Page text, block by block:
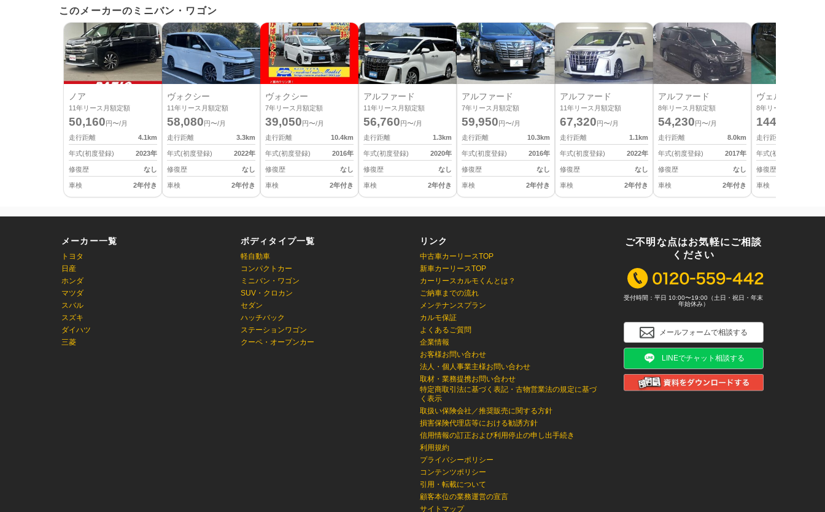
このメーカーのミニバン・ワゴン
ノア
11年リース月額定額
50,160 円〜/月
走行距離
4.1km
年式(初度登録) 2023年
修復歴 なし
車検 2年付き
ヴォクシー
11年リース月額定額
58,080 円〜/月
走行距離
3.3km
年式(初度登録) 2022年
修復歴 なし
車検 2年付き
ヴォクシー
7年リース月額定額
39,050 円〜/月
走行距離
10.4km
年式(初度登録) 2016年
修復歴 なし
車検 2年付き
アルファード
11年リース月額定額
56,760 円〜/月
走行距離
1.3km
年式(初度登録) 2020年
修復歴 なし
車検 2年付き
アルファード
7年リース月額定額
59,950 円〜/月
走行距離
10.3km
年式(初度登録) 2016年
修復歴 なし
車検 2年付き
アルファード
11年リース月額定額
67,320 円〜/月
走行距離
1.1km
年式(初度登録) 2022年
修復歴 なし
車検 2年付き
アルファード
8年リース月額定額
54,230 円〜/月
走行距離
8.0km
年式(初度登録) 2017年
修復歴 なし
車検 2年付き
ヴェルファイア
8年リース月額定額
144,430
走行距離
年式(初度登録)
修復歴
車検
メーカー一覧
トヨタ
日産
ホンダ
マツダ
スバル
スズキ
ダイハツ
三菱
ボディタイプ一覧
軽自動車
コンパクトカー
ミニバン・ワゴン
SUV・クロカン
セダン
ハッチバック
ステーションワゴン
クーペ・オープンカー
リンク
中古車カーリースTOP
新車カーリースTOP
カーリースカルモくんとは？
ご納車までの流れ
メンテナンスプラン
カルモ保証
よくあるご質問
企業情報
お客様お問い合わせ
法人・個人事業主様お問い合わせ
取材・業務提携お問い合わせ
特定商取引法に基づく表記・古物営業法の規定に基づ
く表示
取扱い保険会社／推奨販売に関する方針
損害保険代理店等における勧誘方針
信用情報の訂正および利用停止の申し出手続き
利用規約
プライバシーポリシー
コンテンツポリシー
引用・転載について
顧客本位の業務運営の宣言
サイトマップ
ご不明な点はお気軽にご相談
ください
受付時間：平日 10:00〜19:00（土日・祝日・年末
年始休み）
メールフォームで相談する
LINEでチャット相談する